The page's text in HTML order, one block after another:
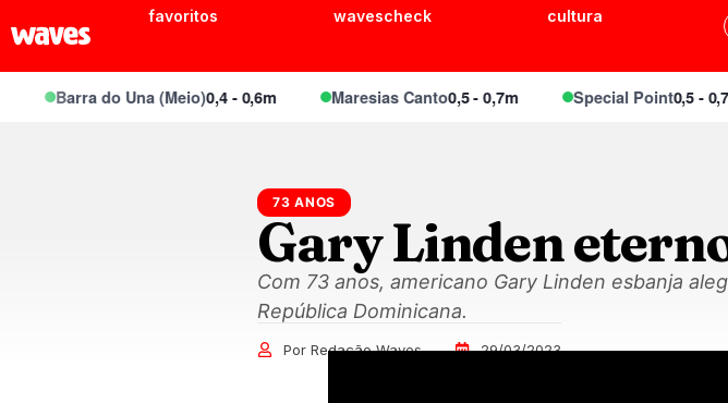
favoritos wavescheck cultura
Barra do Una (Meio)0,4 - 0,6m Maresias Canto0,5 - 0,7m Special Point0,5 - 0,7m
73 ANOS
Gary Linden
Com 73 anos, americano Gary Linden esbanja
República Dominicana.
Por Redação Waves 29/03/2023